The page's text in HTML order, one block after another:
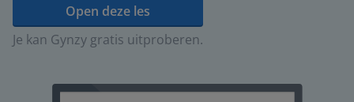
Open deze les
Je kan Gynzy gratis uitproberen.